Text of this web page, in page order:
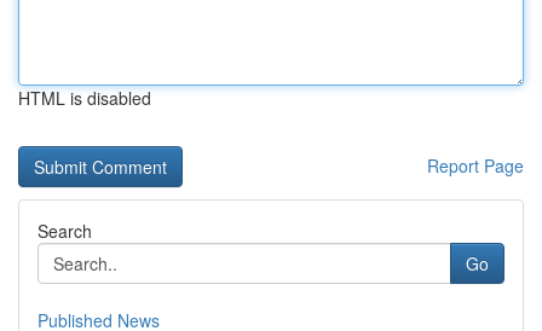
HTML is disabled
Report Page
Search
Go
Published News